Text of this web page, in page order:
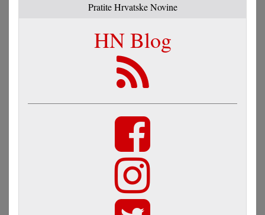
Pratite Hrvatske Novine
HN Blog